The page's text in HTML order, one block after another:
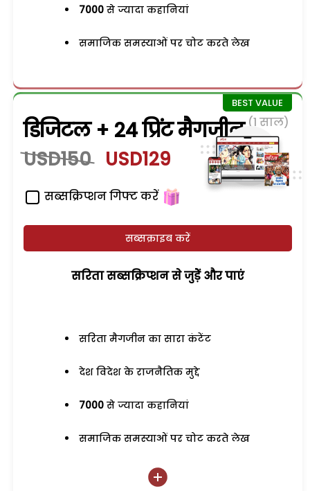
7000 से ज्यादा कहानियां
समाजिक समस्याओं पर चोट करते लेख
डिजिटल + 24 प्रिंट मैगजीन (1 साल)
USD150 USD129
सब्सक्रिप्शन गिफ्ट करें
सब्सक्राइब करें
सरिता सब्सक्रिप्शन से जुड़ेें और पाएं
सरिता मैगजीन का सारा कंटेंट
देश विदेश के राजनैतिक मुद्दे
7000 से ज्यादा कहानियां
समाजिक समस्याओं पर चोट करते लेख